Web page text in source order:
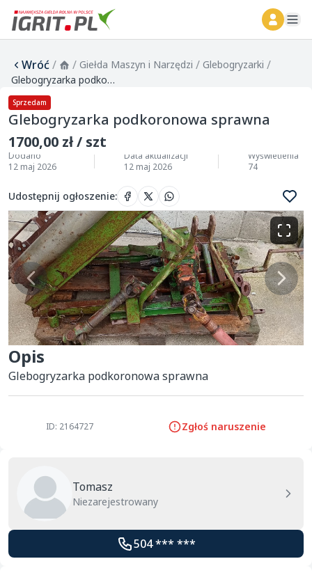
Wróć/ / Giełda Maszyn i Narzędzi / Glebogryzarki /
Glebogryzarka podkoronowa sprawna
Sprzedam
Glebogryzarka podkoronowa sprawna
1700,00 zł / szt
Dodano
12 maj 2026
Data aktualizacji
12 maj 2026
Wyświetlenia
74
Udostępnij ogłoszenie:
Opis
Glebogryzarka podkoronowa sprawna
ID: 2164727 Zgłoś naruszenie
Tomasz
Niezarejestrowany
504 *** ***